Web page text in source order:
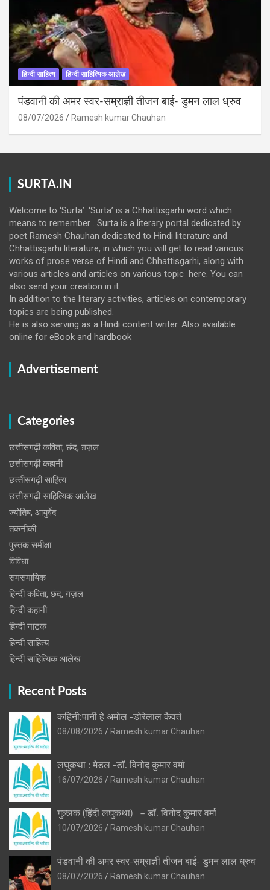
हिन्दी साहित्य हिन्दी साहित्यिक आलेख
पंडवानी की अमर स्वर-सम्राज्ञी तीजन बाई- डुमन लाल ध्रुव
08/07/2026 Ramesh kumar Chauhan
SURTA.IN
Welcome to ‘Surta’. ‘Surta’ is a Chhattisgarhi word which
means to remember . Surta is a literary portal dedicated by
poet Ramesh Chauhan dedicated to Hindi literature and
Chhattisgarhi literature, in which you will get to read various
works of prose verse of Hindi and Chhattisgarhi, along with
various articles and articles on various topic here. You can
also send your creation in it.
In addition to the literary activities, articles on contemporary
topics are being published.
He is also serving as a Hindi content writer. Also available
online for eBook and hardbook
Advertisement
Categories
छत्तीसगढ़ी कविता, छंद, ग़ज़ल
छत्तीसगढ़ी कहानी
छत्‍तीसगढ़ी साहित्‍य
छत्तीसगढ़ी साहित्यिक आलेख
ज्योतिष, आयुर्वेद
तकनीकी
पुस्‍तक समीक्षा
विविधा
समसमायिक
हिन्दी कविता, छंद, ग़ज़ल
हिन्दी कहानी
हिन्‍दी नाटक
हिन्दी साहित्य
हिन्दी साहित्यिक आलेख
Recent Posts
कहिनी:पानी हे अमोल -डोरेलाल कैवर्त
08/08/2026
Ramesh kumar Chauhan
लघुकथा : मेडल -डॉ. विनोद कुमार वर्मा
16/07/2026
Ramesh kumar Chauhan
गुल्लक (हिंदी लघुकथा) – डॉ. विनोद कुमार वर्मा
10/07/2026
Ramesh kumar Chauhan
पंडवानी की अमर स्वर-सम्राज्ञी तीजन बाई- डुमन लाल ध्रुव
08/07/2026
Ramesh kumar Chauhan